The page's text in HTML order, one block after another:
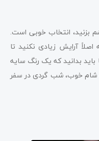
بزنید، انتخاب خوبی است.
آرایش زیادی نکنید تا
بدانید که یک رنگ سایه
شام خوب، شب گردی در سفر